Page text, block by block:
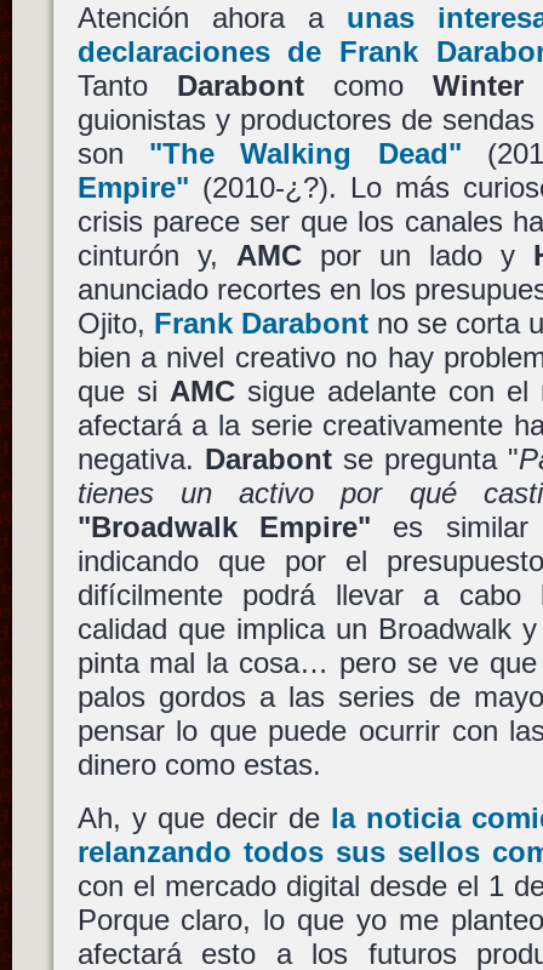
Atención ahora a unas
declaraciones de Frank
Tanto DarabontcomoWinter
guionistas y productores de
son "The Walking Dead"
Empire" (2010-¿?). Lo más
crisis parece ser que los canales
cinturón y, AMCpor un lado y
anunciado recortes en los
Ojito, Frank Darabontno se corta
bien a nivel creativo no hay
que si AMCsigue adelante con el
afectará a la serie creativamente
negativa. Darabontse pregunta "
tienes un activo por qué
"Broadwalk Empire" es
indicando que por el
difícilmente podrá llevar a cabo
calidad que implica un Broadwalk
pinta mal la cosa… pero se ve
palos gordos a las series de
pensar lo que puede ocurrir con
dinero como estas.
Ah, y que decir de la noticia
relanzando todos sus sellos
con el mercado digital desde el 1
Porque claro, lo que yo me
afectará esto a los futuros